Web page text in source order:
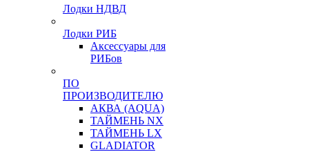
Лодки НДВД
Лодки РИБ
Аксессуары для
РИБов
ПО
ПРОИЗВОДИТЕЛЮ
АКВА (AQUA)
ТАЙМЕНЬ NX
ТАЙМЕНЬ LX
GLADIATOR